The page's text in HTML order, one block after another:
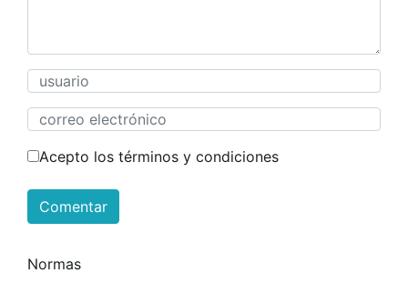
Acepto los términos y condiciones
Comentar
Normas